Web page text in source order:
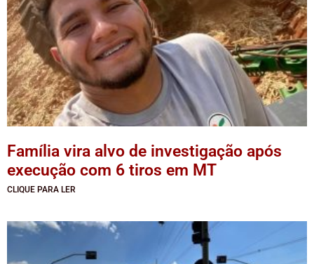
Família vira alvo de investigação após
execução com 6 tiros em MT
CLIQUE PARA LER